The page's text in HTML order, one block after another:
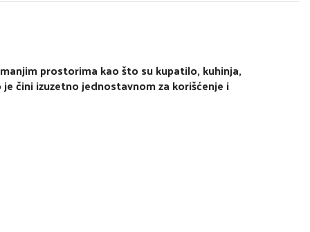
prostorima kao što su kupatilo, kuhinja,
čini izuzetno jednostavnom za korišćenje i